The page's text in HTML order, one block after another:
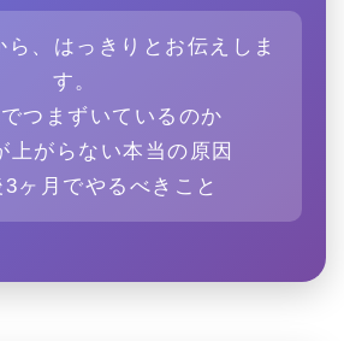
ら、はっきりとお伝えしま
す。
つまずいているのか
がらない本当の原因
ヶ月でやるべきこと